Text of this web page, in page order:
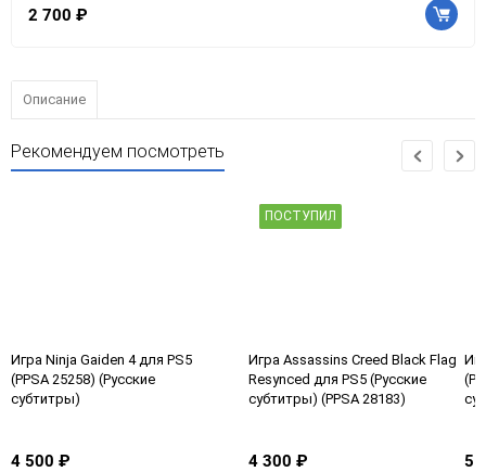
2 700 ₽
Описание
Рекомендуем посмотреть
Игра Ninja Gaiden 4 для PS5
(PPSA 25258) (Русские
субтитры)
4 500 ₽
ПОСТУПИЛ
Игра Assassins Creed Black Flag
Resynced для PS5 (Русские
субтитры) (PPSA 28183)
4 300 ₽ 5